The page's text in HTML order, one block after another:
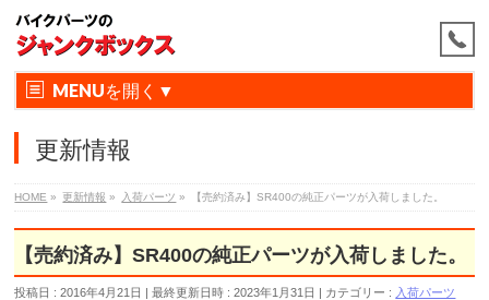
MENU
更新情報
HOME » 更新情報 » 入荷パーツ » 【売約済み】SR400の純正パーツが入荷しました。
【売約済み】SR400の純正パーツが入荷しました。
投稿日 : 2016年4月21日 最終更新日時 : 2023年1月31日 カテゴリー : 入荷パーツ